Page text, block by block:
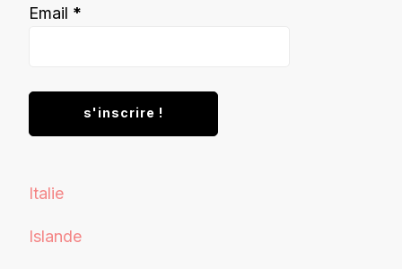
Email *
Italie
Islande